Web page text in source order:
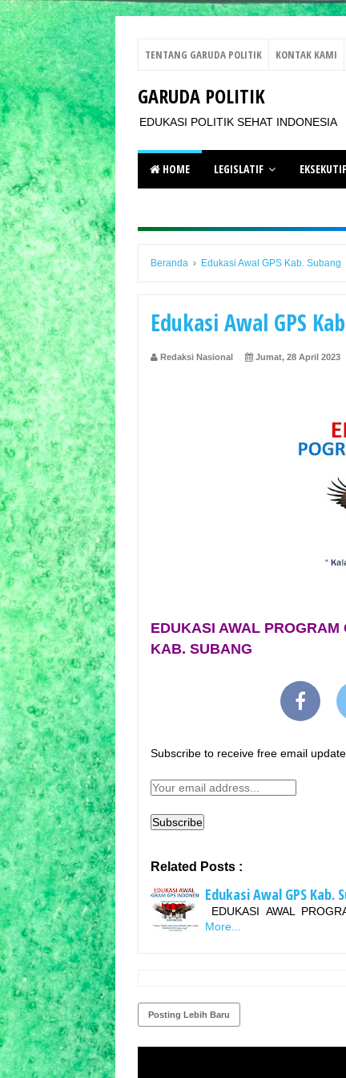
TENTANG GARUDA POLITIK KONTAK KAMI
GARUDA POLITIK
EDUKASI POLITIK SEHAT INDONESIA
HOME LEGISLATIF EKSEKUTIF
Beranda › Edukasi Awal GPS Kab. Subang
Edukasi Awal GPS
Redaksi Nasional Jumat, 28 April 2023
EDUKASI AWAL
KAB. SUBANG
Subscribe to receive free email
Related Posts :
Edukasi Awal GPS Kab.
EDUKASI AWAL
More...
Posting Lebih Baru